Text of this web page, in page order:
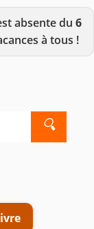
absente du 6
à tous !
🔍